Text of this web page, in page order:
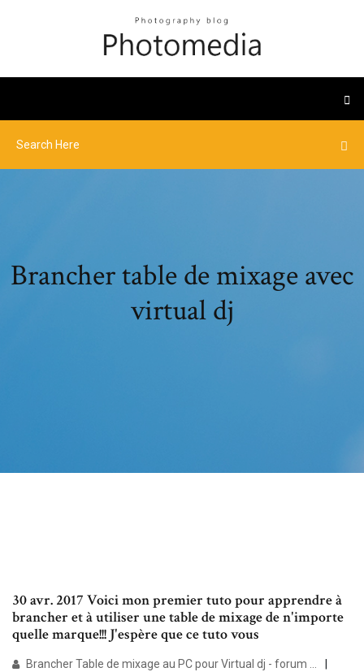
Brancher table de mixage avec
virtual dj
30 avr. 2017 Voici mon premier tuto pour apprendre à
brancher et à utiliser une table de mixage de n'importe
quelle marque!!! J'espère que ce tuto vous
Brancher Table de mixage au PC pour Virtual dj - forum ...